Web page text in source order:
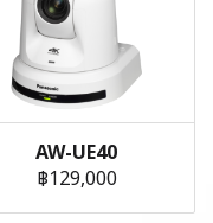
AW-UE40
฿129,000